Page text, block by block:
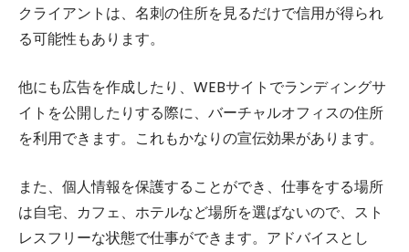
クライアントは、名刺の住所を見るだけで信用が得られ
る可能性もあります。
他にも広告を作成したり、WEBサイトでランディングサ
イトを公開したりする際に、バーチャルオフィスの住所
を利用できます。これもかなりの宣伝効果があります。
また、個人情報を保護することができ、仕事をする場所
は自宅、カフェ、ホテルなど場所を選ばないので、スト
レスフリーな状態で仕事ができます。アドバイスとし